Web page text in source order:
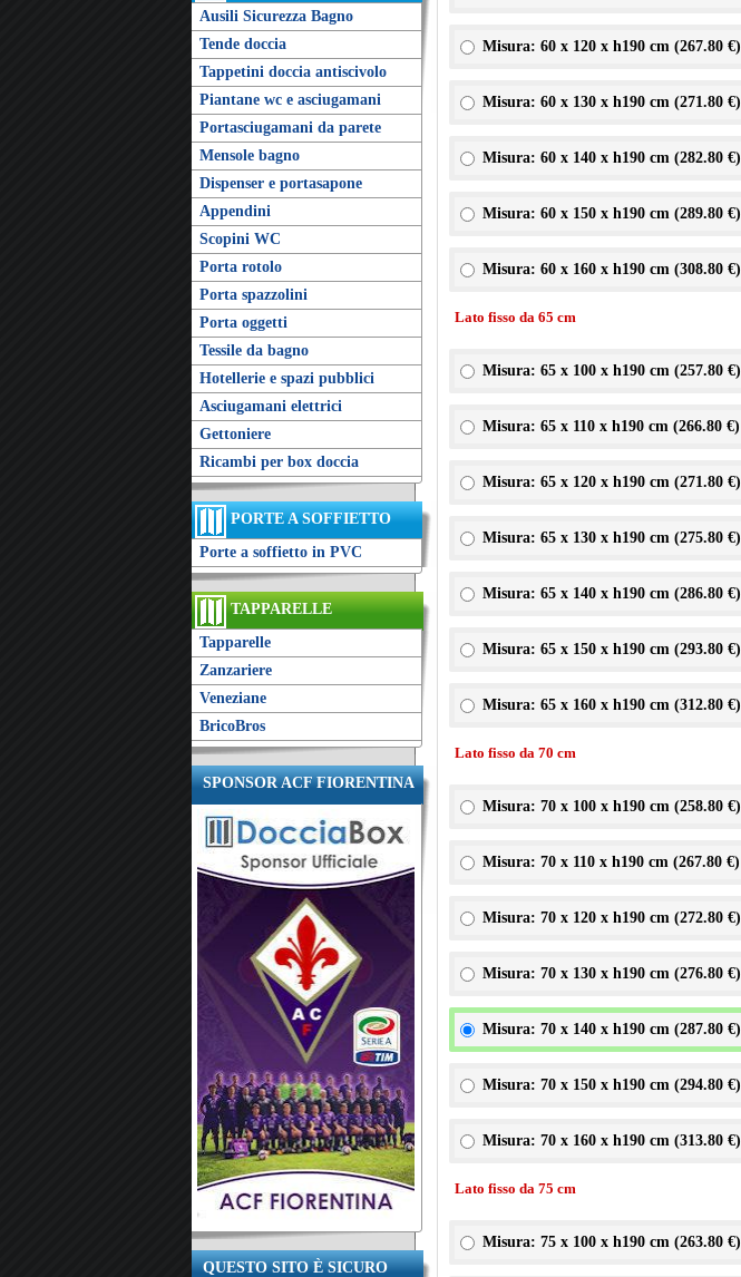
Ausili Sicurezza Bagno
Tende doccia
Tappetini doccia antiscivolo
Piantane wc e asciugamani
Portasciugamani da parete
Mensole bagno
Dispenser e portasapone
Appendini
Scopini WC
Porta rotolo
Porta spazzolini
Porta oggetti
Tessile da bagno
Hotellerie e spazi pubblici
Asciugamani elettrici
Gettoniere
Ricambi per box doccia
PORTE A SOFFIETTO
Porte a soffietto in PVC
TAPPARELLE
Tapparelle
Zanzariere
Veneziane
BricoBros
SPONSOR ACF FIORENTINA
QUESTO SITO È SICURO
Misura: 60 x 120 x h190 cm (267.80 €)
Misura: 60 x 130 x h190 cm (271.80 €)
Misura: 60 x 140 x h190 cm (282.80 €)
Misura: 60 x 150 x h190 cm (289.80 €)
Misura: 60 x 160 x h190 cm (308.80 €)
Lato fisso da 65 cm
Misura: 65 x 100 x h190 cm (257.80 €)
Misura: 65 x 110 x h190 cm (266.80 €)
Misura: 65 x 120 x h190 cm (271.80 €)
Misura: 65 x 130 x h190 cm (275.80 €)
Misura: 65 x 140 x h190 cm (286.80 €)
Misura: 65 x 150 x h190 cm (293.80 €)
Misura: 65 x 160 x h190 cm (312.80 €)
Lato fisso da 70 cm
Misura: 70 x 100 x h190 cm (258.80 €)
Misura: 70 x 110 x h190 cm (267.80 €)
Misura: 70 x 120 x h190 cm (272.80 €)
Misura: 70 x 130 x h190 cm (276.80 €)
Misura: 70 x 140 x h190 cm (287.80 €)
Misura: 70 x 150 x h190 cm (294.80 €)
Misura: 70 x 160 x h190 cm (313.80 €)
Lato fisso da 75 cm
Misura: 75 x 100 x h190 cm (263.80 €)